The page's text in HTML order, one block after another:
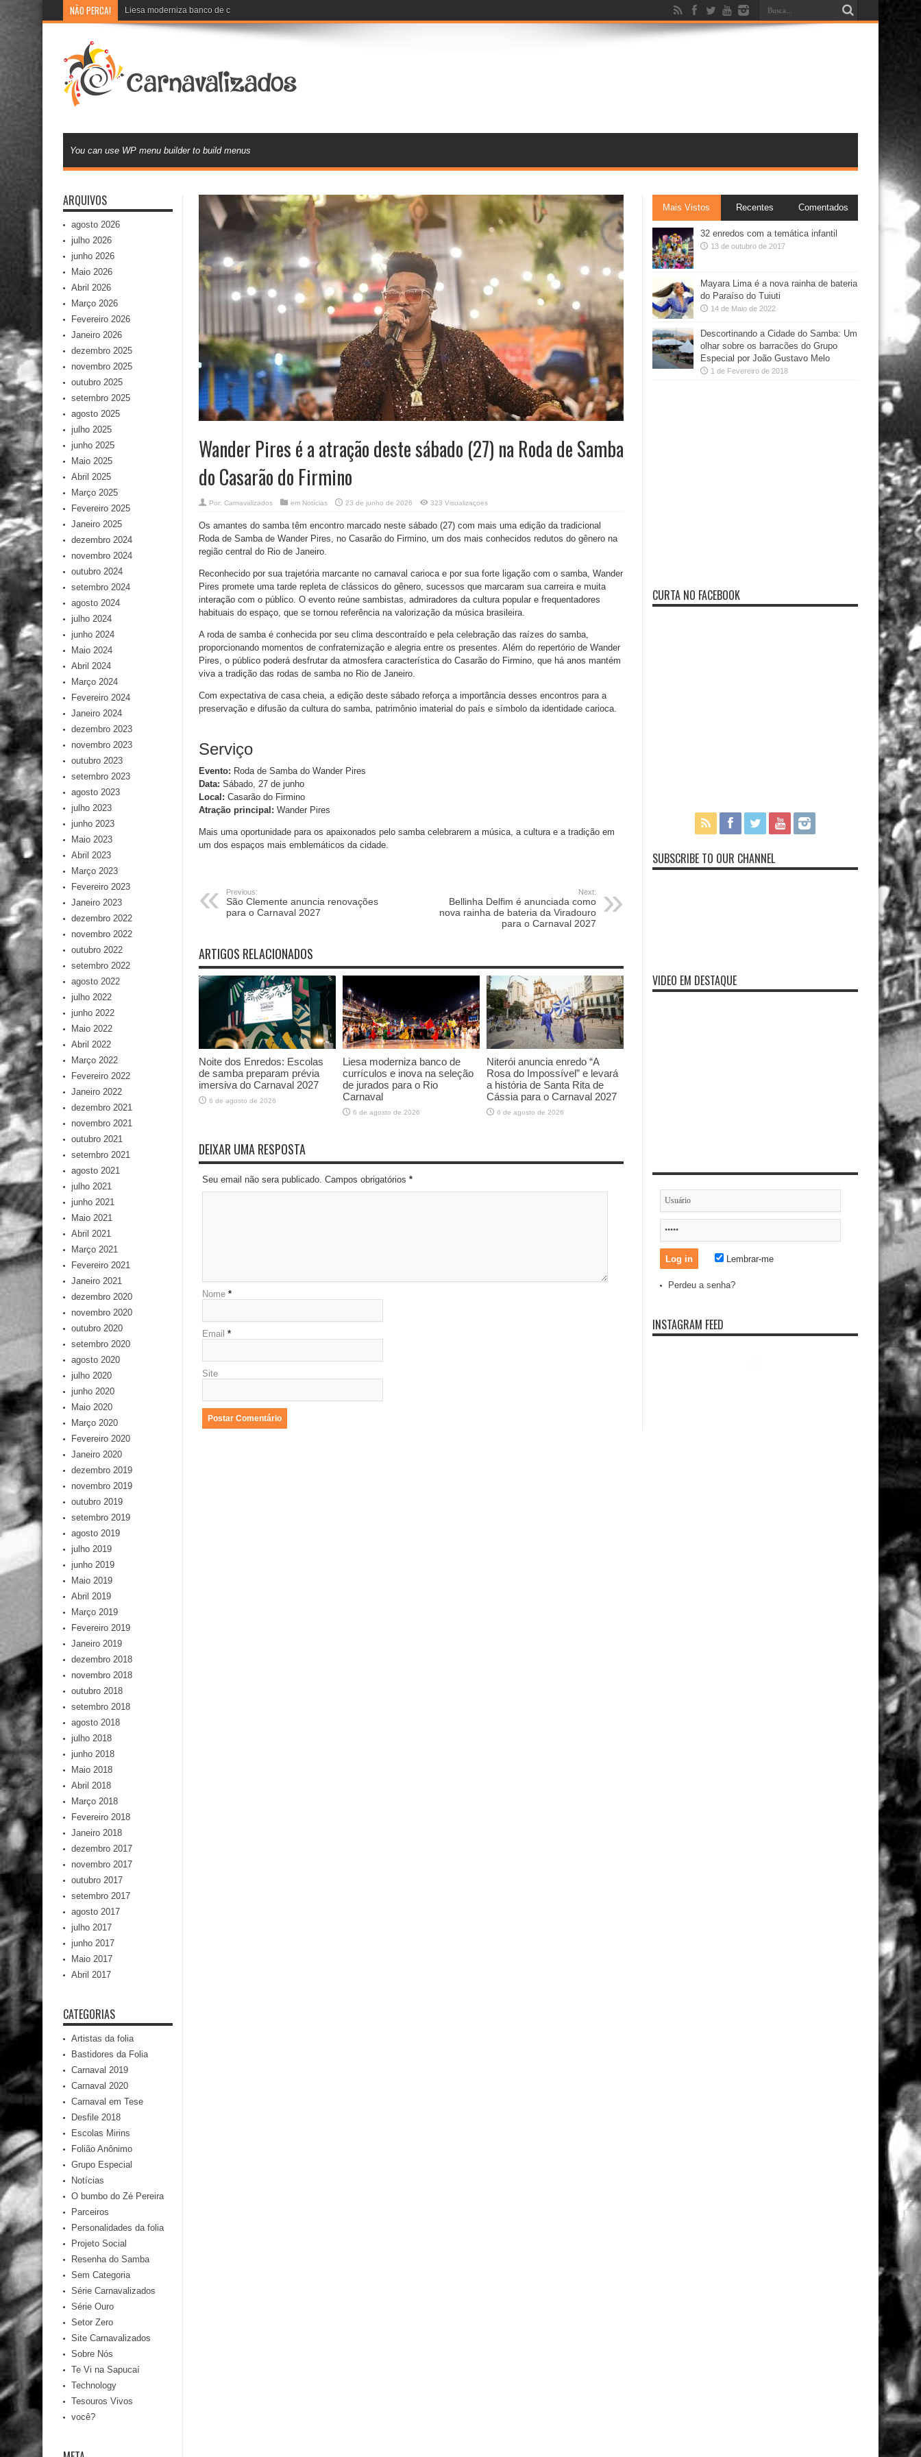
NÃO PERCA! Liesa moderniza banco de currículos e inova na seleção de jurados
You can use WP menu builder to build menus
Wander Pires é a atração deste sábado (27) na Roda de Samba
do Casarão do Firmino
Por: Carnavalizados em Notícias 23 de junho de 2026 323 Visualizaçoes
Os amantes do samba têm encontro marcado neste sábado (27) com mais uma edição da tradicional
Roda de Samba de Wander Pires, no Casarão do Firmino, um dos mais conhecidos redutos do gênero na
região central do Rio de Janeiro.
Reconhecido por sua trajetória marcante no carnaval carioca e por sua forte ligação com o samba, Wander
Pires promete uma tarde repleta de clássicos do gênero, sucessos que marcaram sua carreira e muita
interação com o público. O evento reúne sambistas, admiradores da cultura popular e frequentadores
habituais do espaço, que se tornou referência na valorização da música brasileira.
A roda de samba é conhecida por seu clima descontraído e pela celebração das raízes do samba,
proporcionando momentos de confraternização e alegria entre os presentes. Além do repertório de Wander
Pires, o público poderá desfrutar da atmosfera característica do Casarão do Firmino, que há anos mantém
viva a tradição das rodas de samba no Rio de Janeiro.
Com expectativa de casa cheia, a edição deste sábado reforça a importância desses encontros para a
preservação e difusão da cultura do samba, patrimônio imaterial do país e símbolo da identidade carioca.
Serviço
Evento: Roda de Samba do Wander Pires
Data: Sábado, 27 de junho
Local: Casarão do Firmino
Atração principal: Wander Pires
Mais uma oportunidade para os apaixonados pelo samba celebrarem a música, a cultura e a tradição em
um dos espaços mais emblemáticos da cidade.
Previous:
São Clemente anuncia renovações
para o Carnaval 2027
Next:
Bellinha Delfim é anunciada como
nova rainha de bateria da Viradouro
para o Carnaval 2027
ARTIGOS RELACIONADOS
Noite dos Enredos: Escolas
de samba preparam prévia
imersiva do Carnaval 2027
6 de agosto de 2026
Liesa moderniza banco de
currículos e inova na seleção
de jurados para o Rio
Carnaval
6 de agosto de 2026
Niterói anuncia enredo “A
Rosa do Impossível” e levará
a história de Santa Rita de
Cássia para o Carnaval 2027
6 de agosto de 2026
DEIXAR UMA RESPOSTA
Seu email não sera publicado. Campos obrigatórios *
Nome *
Email *
Site
ARQUIVOS
agosto 2026
julho 2026
junho 2026
Maio 2026
Abril 2026
Março 2026
Fevereiro 2026
Janeiro 2026
dezembro 2025
novembro 2025
outubro 2025
setembro 2025
agosto 2025
julho 2025
junho 2025
Maio 2025
Abril 2025
Março 2025
Fevereiro 2025
Janeiro 2025
dezembro 2024
novembro 2024
outubro 2024
setembro 2024
agosto 2024
julho 2024
junho 2024
Maio 2024
Abril 2024
Março 2024
Fevereiro 2024
Janeiro 2024
dezembro 2023
novembro 2023
outubro 2023
setembro 2023
agosto 2023
julho 2023
junho 2023
Maio 2023
Abril 2023
Março 2023
Fevereiro 2023
Janeiro 2023
dezembro 2022
novembro 2022
outubro 2022
setembro 2022
agosto 2022
julho 2022
junho 2022
Maio 2022
Abril 2022
Março 2022
Fevereiro 2022
Janeiro 2022
dezembro 2021
novembro 2021
outubro 2021
setembro 2021
agosto 2021
julho 2021
junho 2021
Maio 2021
Abril 2021
Março 2021
Fevereiro 2021
Janeiro 2021
dezembro 2020
novembro 2020
outubro 2020
setembro 2020
agosto 2020
julho 2020
junho 2020
Maio 2020
Março 2020
Fevereiro 2020
Janeiro 2020
dezembro 2019
novembro 2019
outubro 2019
setembro 2019
agosto 2019
julho 2019
junho 2019
Maio 2019
Abril 2019
Março 2019
Fevereiro 2019
Janeiro 2019
dezembro 2018
novembro 2018
outubro 2018
setembro 2018
agosto 2018
julho 2018
junho 2018
Maio 2018
Abril 2018
Março 2018
Fevereiro 2018
Janeiro 2018
dezembro 2017
novembro 2017
outubro 2017
setembro 2017
agosto 2017
julho 2017
junho 2017
Maio 2017
Abril 2017
CATEGORIAS
Artistas da folia
Bastidores da Folia
Carnaval 2019
Carnaval 2020
Carnaval em Tese
Desfile 2018
Escolas Mirins
Folião Anônimo
Grupo Especial
Notícias
O bumbo do Zé Pereira
Parceiros
Personalidades da folia
Projeto Social
Resenha do Samba
Sem Categoria
Série Carnavalizados
Série Ouro
Setor Zero
Site Carnavalizados
Sobre Nós
Te Vi na Sapucaí
Technology
Tesouros Vivos
você?
Mais Vistos Recentes Comentados
32 enredos com a temática infantil
13 de outubro de 2017
Mayara Lima é a nova rainha de bateria
do Paraíso do Tuiuti
14 de Maio de 2022
Descortinando a Cidade do Samba: Um
olhar sobre os barracões do Grupo
Especial por João Gustavo Melo
1 de Fevereiro de 2018
CURTA NO FACEBOOK
SUBSCRIBE TO OUR CHANNEL
VIDEO EM DESTAQUE
Lembrar-me
Perdeu a senha?
INSTAGRAM FEED